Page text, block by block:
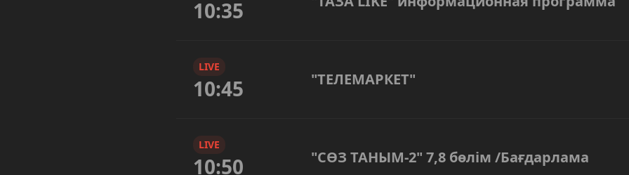
10:35
LIVE
10:45 "ТЕЛЕМАРКЕТ"
LIVE
10:50 "СӨЗ ТАНЫМ-2" 7,8 бөлім /Бағдарлама